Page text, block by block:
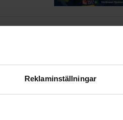
Reklaminställningar